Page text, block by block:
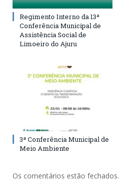
Regimento Interno da 13ª
Conferência Municipal de
Assistência Social de
Limoeiro do Ajuru
3ª Conferência Municipal de
Meio Ambiente
Os comentários estão fechados.